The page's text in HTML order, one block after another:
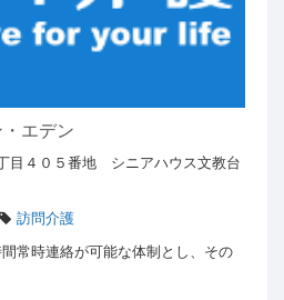
エデン
目４０５番地 シニアハウス文教台
訪問介護
常時連絡が可能な体制とし、その